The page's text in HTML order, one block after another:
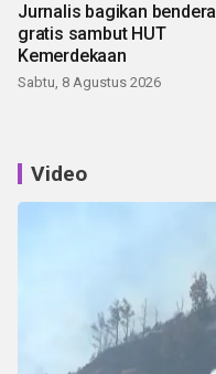
Jurnalis bagikan bendera
gratis sambut HUT
Kemerdekaan
Sabtu, 8 Agustus 2026
Video